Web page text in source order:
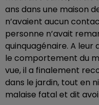
ans dans une maison
n’avaient aucun
personne n’avait
quinquagénaire. A leur
le comportement du
vue, il a finalement
dans le jardin, tout en
malaise fatal et dit